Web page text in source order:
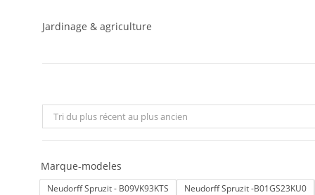
Jardinage & agriculture
Tri du plus récent au plus ancien
Marque-modeles
Neudorff Spruzit - B09VK93KTS Neudorff Spruzit -B01GS23KU0